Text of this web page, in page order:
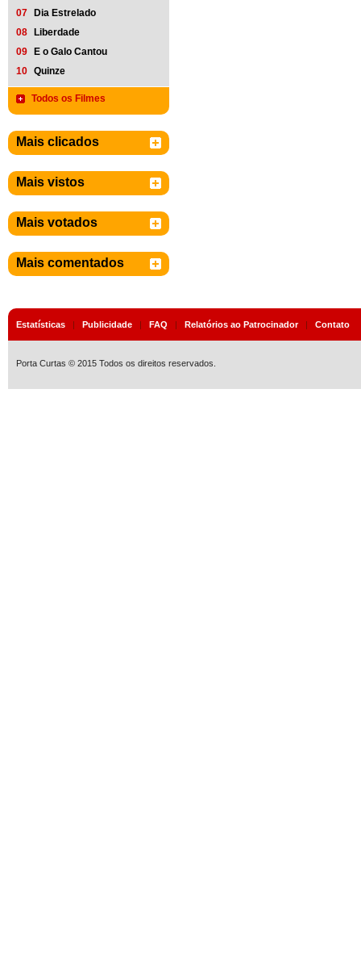
07
Dia Estrelado
08
Liberdade
09
E o Galo Cantou
10 Quinze
Todos os Filmes
Mais clicados
Mais vistos
Mais votados
Mais comentados
Estatísticas | Publicidade | FAQ | Relatórios ao Patrocinador| Contato
Porta Curtas © 2015 Todos os direitos reservados.